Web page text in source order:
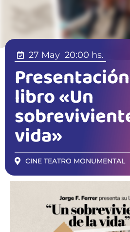
27 May 20:00 hs.
libro «Un
vida»
CINE TEATRO MONUMENTAL